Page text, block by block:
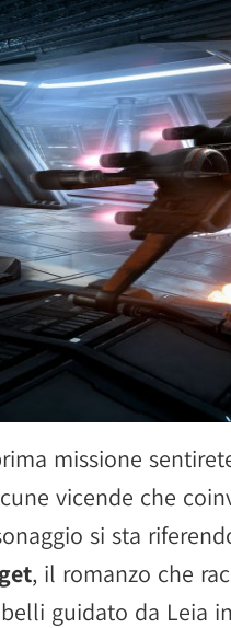
missione
vicende che
si sta
, il romanzo che
guidato da Leia